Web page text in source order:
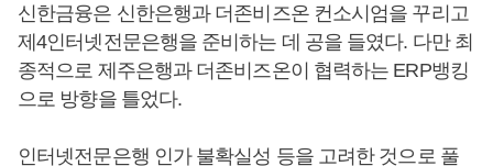
신한금융은 신한은행과 더존비즈온 컨소시엄을 꾸리고
제4인터넷전문은행을 준비하는 데 공을 들였다. 다만 최
종적으로 제주은행과 더존비즈온이 협력하는 ERP뱅킹
으로 방향을 틀었다.
인터넷전문은행 인가 불확실성 등을 고려한 것으로 풀